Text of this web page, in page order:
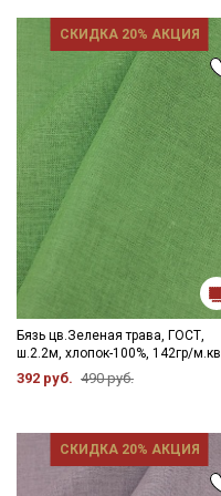
СКИДКА 20% АКЦИЯ
Бязь цв.Зеленая трава, ГОСТ,
ш.2.2м, хлопок-100%, 142гр/м.кв
392 руб. 490 руб.
СКИДКА 20% АКЦИЯ